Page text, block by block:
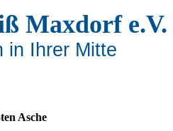
Maxdorf e.V.
in Ihrer Mitte
Asche